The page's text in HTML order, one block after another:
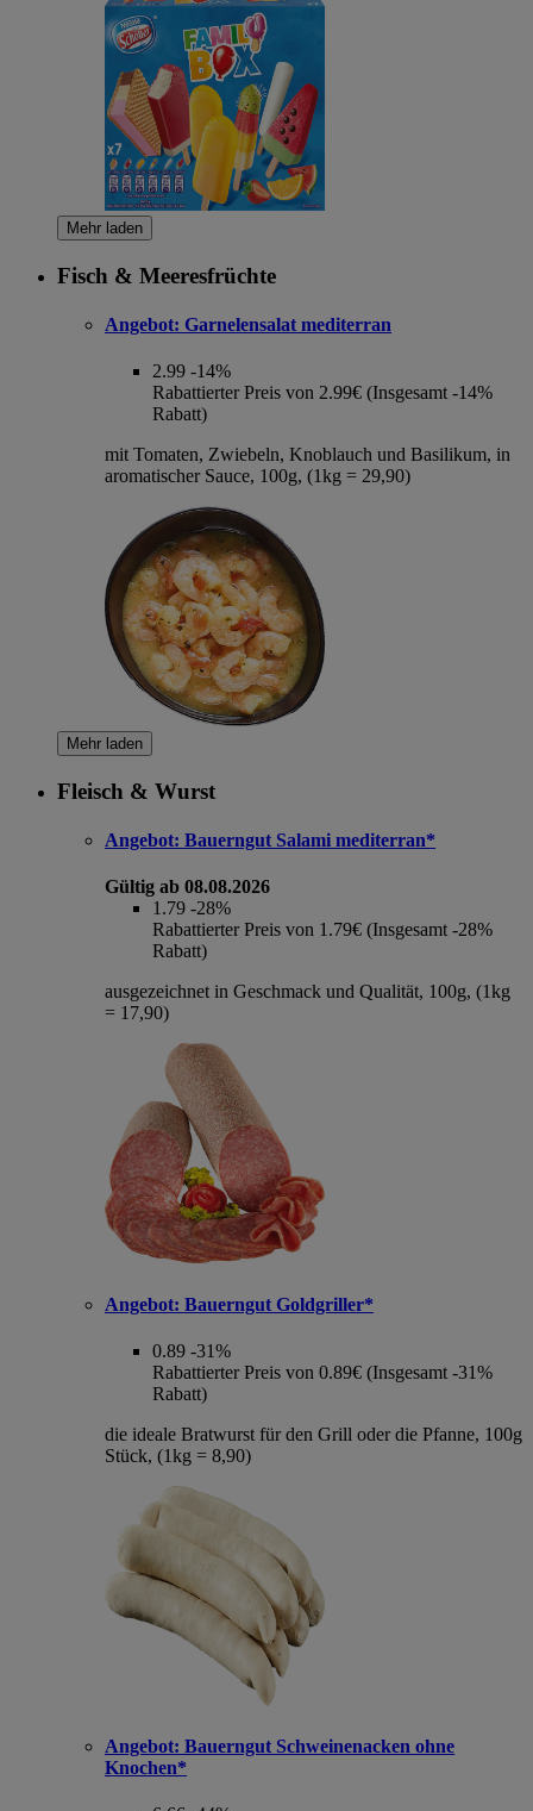
Mehr laden
Fisch & Meeresfrüchte
Angebot: Garnelensalat mediterran
2.99 -14%
Rabattierter Preis von 2.99€ (Insgesamt -14%
Rabatt)
mit Tomaten, Zwiebeln, Knoblauch und Basilikum, in
aromatischer Sauce, 100g, (1kg = 29,90)
Mehr laden
Fleisch & Wurst
Angebot: Bauerngut Salami mediterran*
Gültig ab 08.08.2026
1.79 -28%
Rabattierter Preis von 1.79€ (Insgesamt -28%
Rabatt)
ausgezeichnet in Geschmack und Qualität, 100g, (1kg
= 17,90)
Angebot: Bauerngut Goldgriller*
0.89 -31%
Rabattierter Preis von 0.89€ (Insgesamt -31%
Rabatt)
die ideale Bratwurst für den Grill oder die Pfanne, 100g
Stück, (1kg = 8,90)
Angebot: Bauerngut Schweinenacken ohne
Knochen*